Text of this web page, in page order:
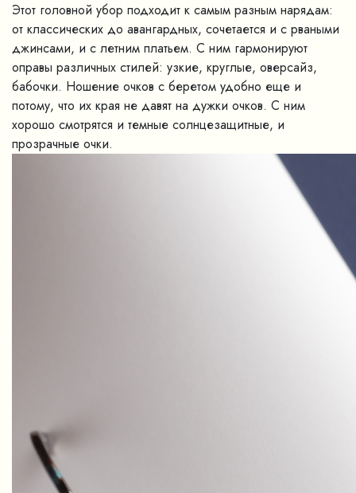
Этот головной убор подходит к самым разным нарядам:
от классических до авангардных, сочетается и с рваными
джинсами, и с летним платьем. С ним гармонируют
оправы различных стилей: узкие, круглые, оверсайз,
бабочки. Ношение очков с беретом удобно еще и
потому, что их края не давят на дужки очков. С ним
хорошо смотрятся и темные солнцезащитные, и
прозрачные очки.